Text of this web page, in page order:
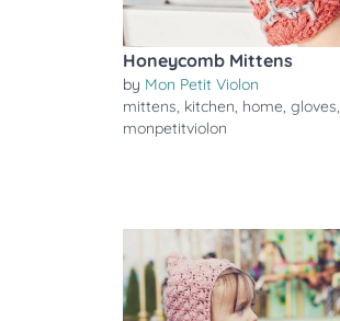
Honeycomb Mittens
by Mon Petit Violon
mittens, kitchen, home, gloves,
monpetitviolon